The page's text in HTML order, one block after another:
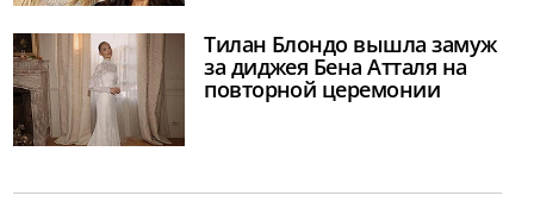
Тилан Блондо вышла замуж
за диджея Бена Атталя на
повторной церемонии